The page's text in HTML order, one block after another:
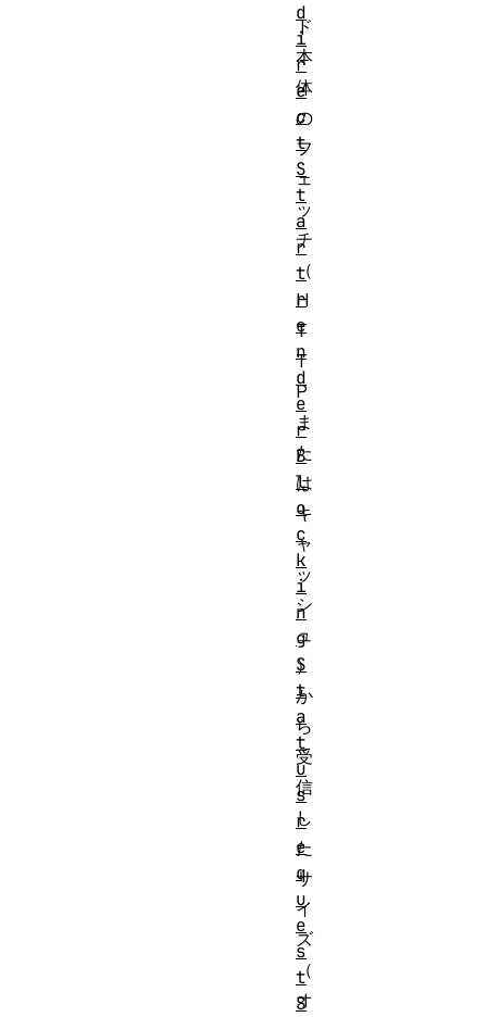
ド
本
体
の
フ
ェ
ッ
チ
（
H
T
T
P
ま
た
は
キ
ャ
ッ
シ
ュ
）
か
ら
受
信
し
た
サ
イ
ズ
（
オ
d
i
r
e
c
t
S
t
a
r
t
r
e
n
d
e
r
B
l
o
c
k
i
n
g
S
t
a
t
u
s
r
e
q
u
e
s
t
S